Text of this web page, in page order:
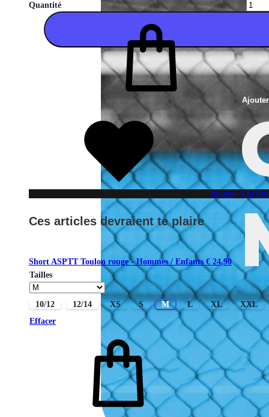
Quantité
ajouter à la
Ces articles devraient te plaire
Short ASPTT Toulon rouge - Hommes / Enfants€ 24,90
Tailles
10/12 12/14 XS S M L XL
XXL
Effacer